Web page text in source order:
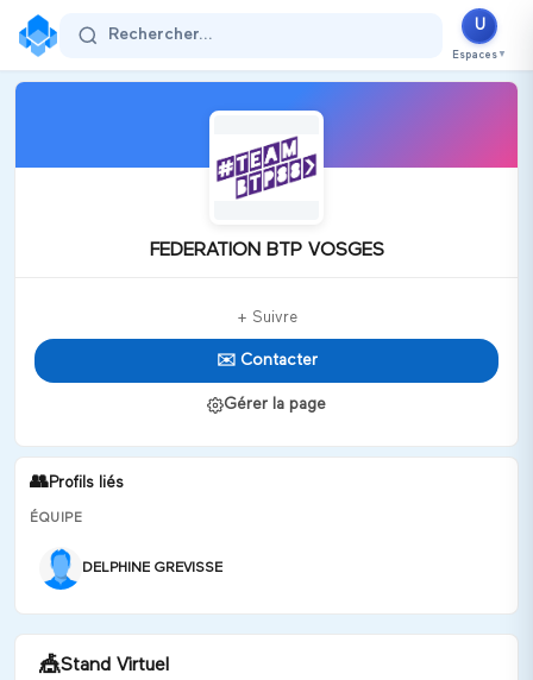
Rechercher...
U
Espaces ▼
FEDERATION BTP VOSGES
+ Suivre
✉️ Contacter
Gérer la page
👥Profils liés
ÉQUIPE
DELPHINE GREVISSE
🎪Stand Virtuel